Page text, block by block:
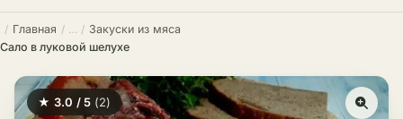
Главная
Закуски из мяса
Сало в луковой шелухе
★ 3.0 / 5 (2)